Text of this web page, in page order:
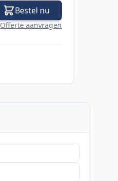
Bestel nu
Offerte aanvragen